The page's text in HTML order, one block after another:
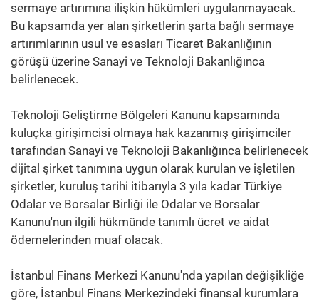
sermaye artırımına ilişkin hükümleri uygulanmayacak.
Bu kapsamda yer alan şirketlerin şarta bağlı sermaye
artırımlarının usul ve esasları Ticaret Bakanlığının
görüşü üzerine Sanayi ve Teknoloji Bakanlığınca
belirlenecek.
Teknoloji Geliştirme Bölgeleri Kanunu kapsamında
kuluçka girişimcisi olmaya hak kazanmış girişimciler
tarafından Sanayi ve Teknoloji Bakanlığınca belirlenecek
dijital şirket tanımına uygun olarak kurulan ve işletilen
şirketler, kuruluş tarihi itibarıyla 3 yıla kadar Türkiye
Odalar ve Borsalar Birliği ile Odalar ve Borsalar
Kanunu'nun ilgili hükmünde tanımlı ücret ve aidat
ödemelerinden muaf olacak.
İstanbul Finans Merkezi Kanunu'nda yapılan değişikliğe
göre, İstanbul Finans Merkezindeki finansal kurumlara